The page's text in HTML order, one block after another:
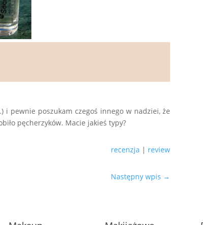
i pewnie poszukam czegoś innego w nadziei, że
pęcherzyków. Macie jakieś typy?
recenzja | review
Następny wpis →